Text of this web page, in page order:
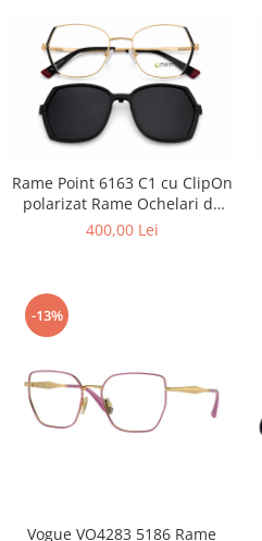
Converse
Cubista
Diesel
Dunhill
Escada
Hackett London
Hugo Boss
J.F.Rey
Jaguar
Jean Louis Bertier
Rame Point 6163 C1 cu ClipOn
polarizat Rame Ochelari de
Vedere
400,00 Lei
-13%
Vogue VO4283 5186 Rame